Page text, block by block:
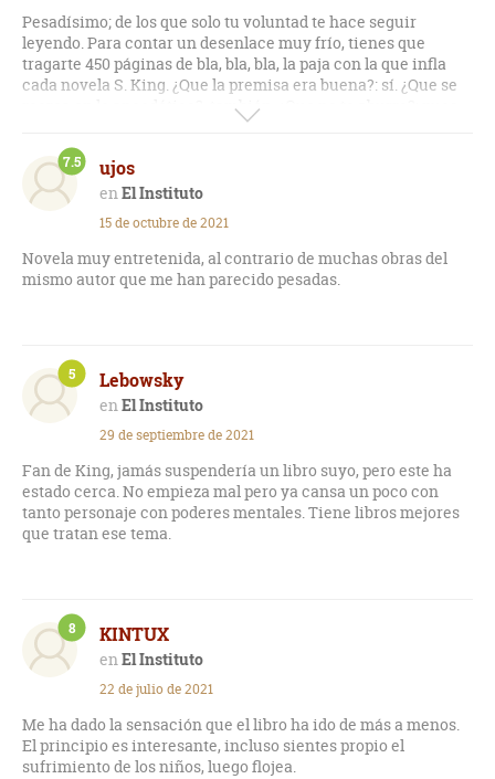
Pesadísimo; de los que solo tu voluntad te hace seguir
leyendo. Para contar un desenlace muy frío, tienes que
tragarte 450 páginas de bla, bla, bla, la paja con la que infla
cada novela S. King. ¿Que la premisa era buena?: sí. ¿Que se
recrea en lo anecdótico?, también. ¿Que no te aburre?: pues
cada vez más. Una novelita a la que le sobran páginas y le
falta garra.
ujos
El Instituto
7.5
15 de octubre de 2021
Novela muy entretenida, al contrario de muchas obras del
mismo autor que me han parecido pesadas.
Lebowsky
El Instituto
5
29 de septiembre de 2021
Fan de King, jamás suspendería un libro suyo, pero este ha
estado cerca. No empieza mal pero ya cansa un poco con
tanto personaje con poderes mentales. Tiene libros mejores
que tratan ese tema.
KINTUX
El Instituto
8
22 de julio de 2021
Me ha dado la sensación que el libro ha ido de más a menos.
El principio es interesante, incluso sientes propio el
sufrimiento de los niños, luego flojea.